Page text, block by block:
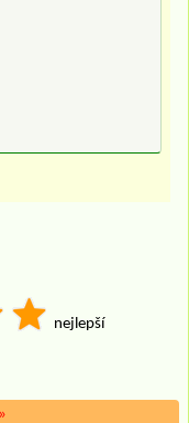
nejlepší
»